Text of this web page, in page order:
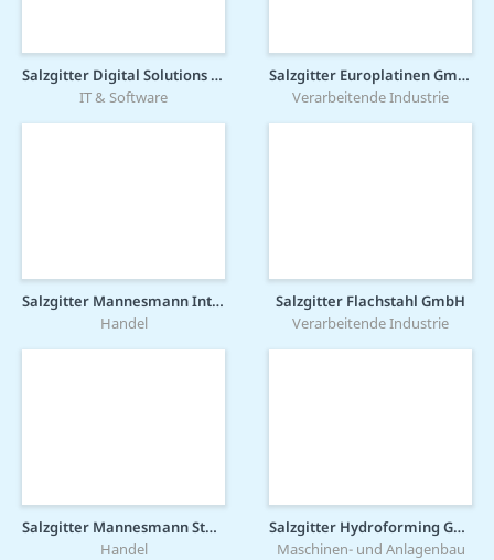
Salzgitter Digital Solutions GmbH
IT & Software
Salzgitter Europlatinen GmbH
Verarbeitende Industrie
Salzgitter Mannesmann International GmbH
Handel
Salzgitter Flachstahl GmbH
Verarbeitende Industrie
Salzgitter Mannesmann Stahlhandel GmbH
Handel
Salzgitter Hydroforming GmbH & Co. KG
Maschinen- und Anlagenbau